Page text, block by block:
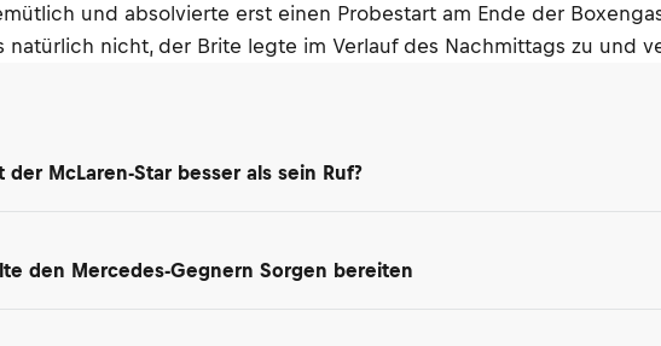
und absolvierte erst einen Probestart am Ende der
nicht, der Brite legte im Verlauf des Nachmittags zu und
der McLaren-Star besser als sein Ruf?
den Mercedes-Gegnern Sorgen bereiten